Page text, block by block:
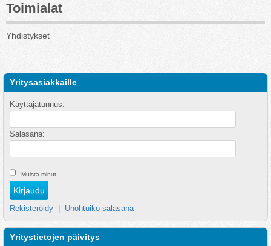
Toimialat
Yhdistykset
Yritysasiakkaille
Käyttäjätunnus:
Salasana:
Muista minut
Rekisteröidy Unohtuiko salasana
Yritystietojen päivitys